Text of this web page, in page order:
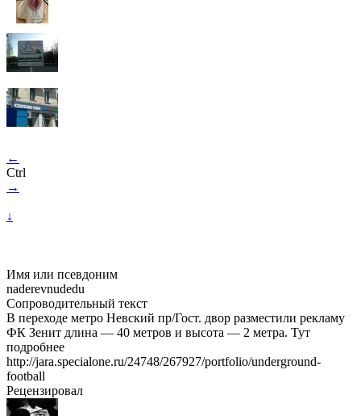
←
Ctrl
→
↓
Имя или псевдоним
naderevnudedu
Сопроводительный текст
В переходе метро Невский пр/Гост. двор разместили рекламу
ФК Зенит длина — 40 метров и высота — 2 метра. Тут
подробнее
http://jara.specialone.ru/24748/267927/portfolio/underground-
football
Рецензировал